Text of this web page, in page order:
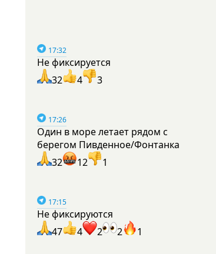
17:32
Не фиксируется
32
4 3
17:26
Один в море летает рядом с
берегом Пивденное/Фонтанка
32
12 1
17:15
Не фиксируются
47
4 2 2 1